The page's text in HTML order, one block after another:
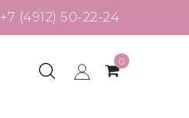
+7 (4912) 50-22-24
0